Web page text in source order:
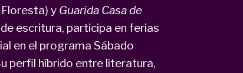
Floresta) yGuarida Casa de
escritura, participa en ferias
en el programa Sábado
perfil híbrido entre literatura,